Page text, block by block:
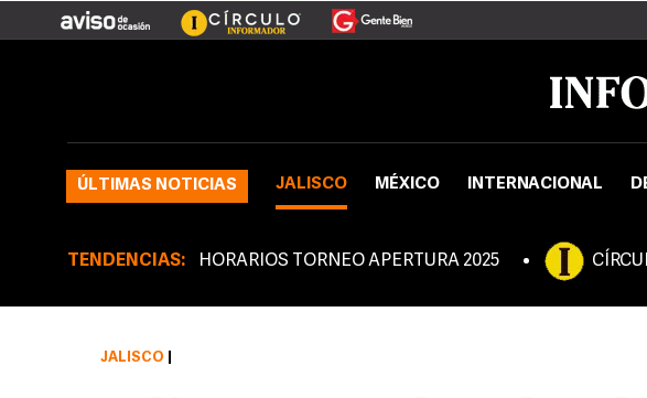
ÚLTIMAS NOTICIAS JALISCO MÉXICO INTERNACIONAL
TENDENCIAS: HORARIOS TORNEO APERTURA 2025
JALISCO